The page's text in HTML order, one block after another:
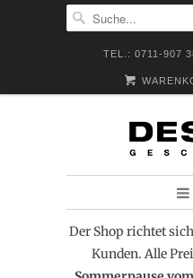
TEL.: 0711-907
Der Shop richtet
Kunden. Alle